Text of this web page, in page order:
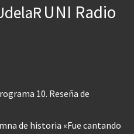
UNI Radio
10. Reseña de
de historia «Fue cantando